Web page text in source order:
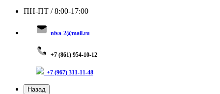
ПН-ПТ / 8:00-17:00
niva-2@mail.ru
+7 (861) 954-10-12
+7 (967) 311-11-48
Назад